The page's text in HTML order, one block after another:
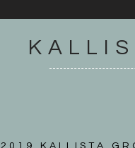
KALLISTA